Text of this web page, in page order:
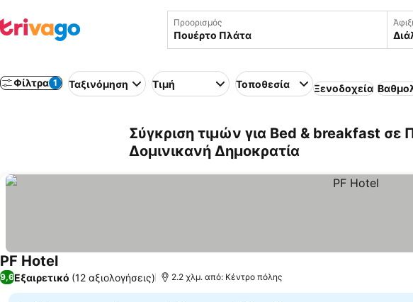
Προορισμός
Φίλτρα 1 Ταξινόμηση Τιμή Τοποθεσία Ξενοδοχεία
Σύγκριση τιμών για Bed & breakfast σε
Δομινικανή Δημοκρατία
PF HotelΕμφάνιση τιμών
9,6Εξαιρετικό (12 αξιολογήσεις) 2.2 χλμ. από: Κέντρο πόλης